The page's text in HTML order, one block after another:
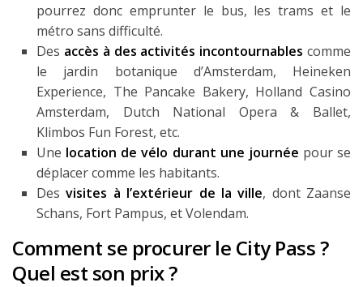
pourrez donc emprunter le bus, les trams et le
métro sans difficulté.
Des accès à des activités incontournables comme
le jardin botanique d’Amsterdam, Heineken
Experience, The Pancake Bakery, Holland Casino
Amsterdam, Dutch National Opera & Ballet,
Klimbos Fun Forest, etc.
Une location de vélo durant une journée pour se
déplacer comme les habitants.
Des visites à l’extérieur de la ville, dont Zaanse
Schans, Fort Pampus, et Volendam.
Comment se procurer le City Pass ?
Quel est son prix ?